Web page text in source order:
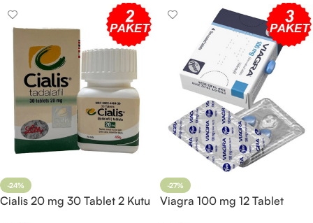
-24%
Cialis 20 mg 30 Tablet 2 Kutu
-27%
Viagra 100 mg 12 Tablet